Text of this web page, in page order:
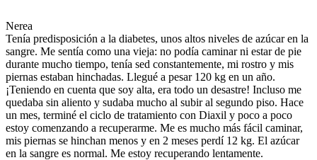
Nerea
Tenía predisposición a la diabetes, unos altos niveles de azúcar en la
sangre. Me sentía como una vieja: no podía caminar ni estar de pie
durante mucho tiempo, tenía sed constantemente, mi rostro y mis
piernas estaban hinchadas. Llegué a pesar 120 kg en un año.
¡Teniendo en cuenta que soy alta, era todo un desastre! Incluso me
quedaba sin aliento y sudaba mucho al subir al segundo piso. Hace
un mes, terminé el ciclo de tratamiento con Diaxil y poco a poco
estoy comenzando a recuperarme. Me es mucho más fácil caminar,
mis piernas se hinchan menos y en 2 meses perdí 12 kg. El azúcar
en la sangre es normal. Me estoy recuperando lentamente.